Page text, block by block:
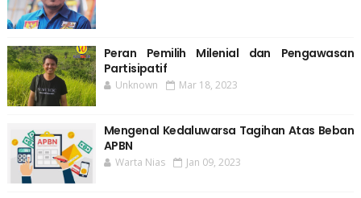
Peran Pemilih Milenial dan Pengawasan
Partisipatif
Unknown Mar 18, 2023
Mengenal Kedaluwarsa Tagihan Atas Beban
APBN
Warta Nias Jan 09, 2023